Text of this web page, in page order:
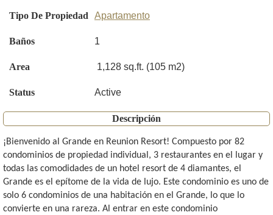
Tipo De Propiedad Apartamento
Baños 1
Area 1,128 sq.ft. (105 m2)
Status Active
Descripción
¡Bienvenido al Grande en Reunion Resort! Compuesto por 82
condominios de propiedad individual, 3 restaurantes en el lugar y
todas las comodidades de un hotel resort de 4 diamantes, el
Grande es el epítome de la vida de lujo. Este condominio es uno de
solo 6 condominios de una habitación en el Grande, lo que lo
convierte en una rareza. Al entrar en este condominio